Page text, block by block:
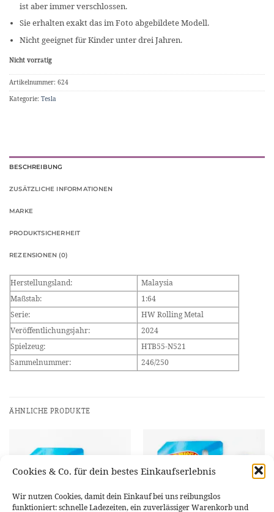
Cookies & Co. für dein bestes Einkaufserlebnis
Wir nutzen Cookies, damit dein Einkauf bei uns reibungslos
funktioniert: schnelle Ladezeiten, ein zuverlässiger Warenkorb und
ist aber immer verschlossen.
Sie erhalten exakt das im Foto abgebildete Modell.
Nicht geeignet für Kinder unter drei Jahren.
Nicht vorrätig
Artikelnummer: 624
Kategorie: Tesla
BESCHREIBUNG
ZUSÄTZLICHE INFORMATIONEN
MARKE
PRODUKTSICHERHEIT
REZENSIONEN (0)
Herstellungsland:
Malaysia
Maßstab:
1:64
Serie:
HW Rolling Metal
Veröffentlichungsjahr:
2024
Spielzeug:
HTB55-N521
Sammelnummer:
246/250
ÄHNLICHE PRODUKTE